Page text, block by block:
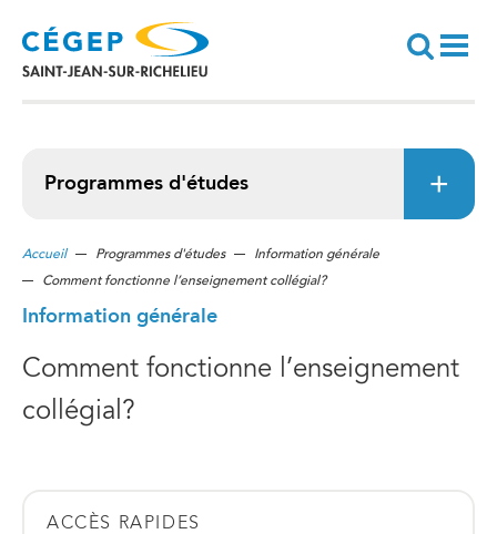
contenu
principal
Recherche
Programmes d'études
Accueil Programmes d'études
Information générale
Comment fonctionne l’enseignement collégial?
Information générale
Comment fonctionne l’enseignement
collégial?
ACCÈS RAPIDES